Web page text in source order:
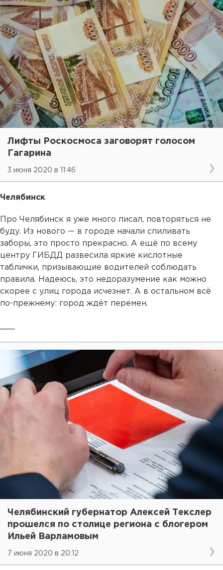
Лифты Роскосмоса заговорят голосом
Гагарина
3 июня 2020 в 11:46
Челябинск
Про Челябинск я уже много писал, повторяться не
буду. Из нового — в городе начали спиливать
заборы, это просто прекрасно. А ещё по всему
центру ГИБДД развесила яркие кислотные
таблички, призывающие водителей соблюдать
правила. Надеюсь, это недоразумение как можно
скорее с улиц города исчезнет. А в остальном всё
по-прежнему: город ждёт перемен.
Челябинский губернатор Алексей Текслер
прошелся по столице региона с блогером
Ильей Варламовым
7 июня 2020 в 20:12